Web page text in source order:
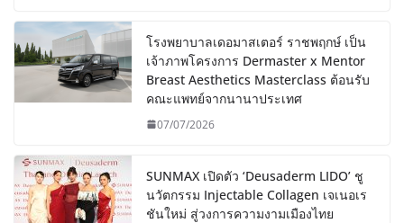
โรงพยาบาลเดอมาสเตอร์ ราชพฤกษ์ เป็น
เจ้าภาพโครงการ Dermaster x Mentor
Breast Aesthetics Masterclass ต้อนรับ
คณะแพทย์จากนานาประเทศ
07/07/2026
SUNMAX เปิดตัว ‘Deusaderm LIDO’ ชู
นวัตกรรม Injectable Collagen เจเนอเร
ชันใหม่ สู่วงการความงามเมืองไทย